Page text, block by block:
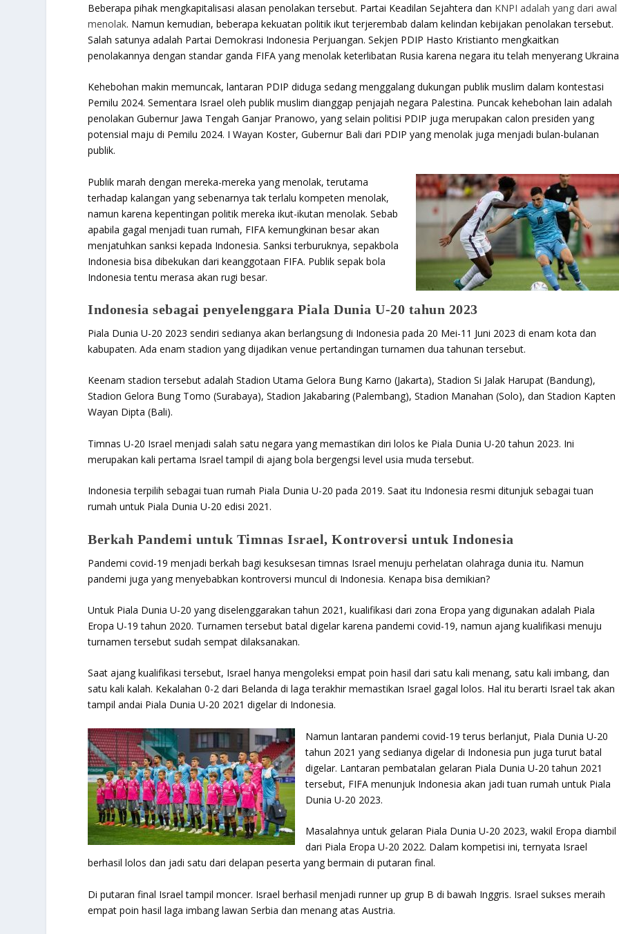
Beberapa pihak mengkapitalisasi alasan penolakan tersebut. Partai Keadilan Sejahtera dan KNPI adalah yang dari awal
menolak. Namun kemudian, beberapa kekuatan politik ikut terjerembab dalam kelindan kebijakan penolakan tersebut.
Salah satunya adalah Partai Demokrasi Indonesia Perjuangan. Sekjen PDIP Hasto Kristianto mengkaitkan
penolakannya dengan standar ganda FIFA yang menolak keterlibatan Rusia karena negara itu telah menyerang
Kehebohan makin memuncak, lantaran PDIP diduga sedang menggalang dukungan publik muslim dalam kontestasi
Pemilu 2024. Sementara Israel oleh publik muslim dianggap penjajah negara Palestina. Puncak kehebohan lain adalah
penolakan Gubernur Jawa Tengah Ganjar Pranowo, yang selain politisi PDIP juga merupakan calon presiden yang
potensial maju di Pemilu 2024. I Wayan Koster, Gubernur Bali dari PDIP yang menolak juga menjadi bulan-bulanan
publik.
Publik marah dengan mereka-mereka yang menolak, terutama
terhadap kalangan yang sebenarnya tak terlalu kompeten menolak,
namun karena kepentingan politik mereka ikut-ikutan menolak. Sebab
apabila gagal menjadi tuan rumah, FIFA kemungkinan besar akan
menjatuhkan sanksi kepada Indonesia. Sanksi terburuknya, sepakbola
Indonesia bisa dibekukan dari keanggotaan FIFA. Publik sepak bola
Indonesia tentu merasa akan rugi besar.
Indonesia sebagai penyelenggara Piala Dunia U-20 tahun 2023
Piala Dunia U-20 2023 sendiri sedianya akan berlangsung di Indonesia pada 20 Mei-11 Juni 2023 di enam kota dan
kabupaten. Ada enam stadion yang dijadikan venue pertandingan turnamen dua tahunan tersebut.
Keenam stadion tersebut adalah Stadion Utama Gelora Bung Karno (Jakarta), Stadion Si Jalak Harupat (Bandung),
Stadion Gelora Bung Tomo (Surabaya), Stadion Jakabaring (Palembang), Stadion Manahan (Solo), dan Stadion Kapten
Wayan Dipta (Bali).
Timnas U-20 Israel menjadi salah satu negara yang memastikan diri lolos ke Piala Dunia U-20 tahun 2023. Ini
merupakan kali pertama Israel tampil di ajang bola bergengsi level usia muda tersebut.
Indonesia terpilih sebagai tuan rumah Piala Dunia U-20 pada 2019. Saat itu Indonesia resmi ditunjuk sebagai tuan
rumah untuk Piala Dunia U-20 edisi 2021.
Berkah Pandemi untuk Timnas Israel, Kontroversi untuk Indonesia
Pandemi covid-19 menjadi berkah bagi kesuksesan timnas Israel menuju perhelatan olahraga dunia itu. Namun
pandemi juga yang menyebabkan kontroversi muncul di Indonesia. Kenapa bisa demikian?
Untuk Piala Dunia U-20 yang diselenggarakan tahun 2021, kualifikasi dari zona Eropa yang digunakan adalah Piala
Eropa U-19 tahun 2020. Turnamen tersebut batal digelar karena pandemi covid-19, namun ajang kualifikasi menuju
turnamen tersebut sudah sempat dilaksanakan.
Saat ajang kualifikasi tersebut, Israel hanya mengoleksi empat poin hasil dari satu kali menang, satu kali imbang, dan
satu kali kalah. Kekalahan 0-2 dari Belanda di laga terakhir memastikan Israel gagal lolos. Hal itu berarti Israel tak akan
tampil andai Piala Dunia U-20 2021 digelar di Indonesia.
Namun lantaran pandemi covid-19 terus berlanjut, Piala Dunia U-20
tahun 2021 yang sedianya digelar di Indonesia pun juga turut batal
digelar. Lantaran pembatalan gelaran Piala Dunia U-20 tahun 2021
tersebut, FIFA menunjuk Indonesia akan jadi tuan rumah untuk Piala
Dunia U-20 2023.
Masalahnya untuk gelaran Piala Dunia U-20 2023, wakil Eropa diambil
dari Piala Eropa U-20 2022. Dalam kompetisi ini, ternyata Israel
berhasil lolos dan jadi satu dari delapan peserta yang bermain di putaran final.
Di putaran final Israel tampil moncer. Israel berhasil menjadi runner up grup B di bawah Inggris. Israel sukses meraih
empat poin hasil laga imbang lawan Serbia dan menang atas Austria.